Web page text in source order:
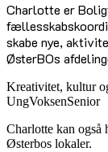
Charlotte er
skabe nye,
ØsterBOs
Kreativitet, kultur
UngVoksenSenior
Charlotte kan
Østerbos lokaler.